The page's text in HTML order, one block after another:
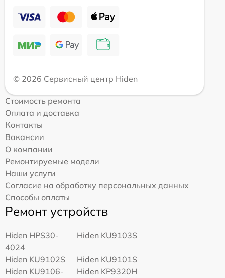
© 2026 Сервисный центр Hiden
Стоимость ремонта
Оплата и доставка
Контакты
Вакансии
О компании
Ремонтируемые модели
Наши услуги
Согласие на обработку персональных данных
Способы оплаты
Ремонт устройств
Hiden HPS30-
4024
Hiden KU9103S
Hiden KU9102S
Hiden KU9101S
Hiden KU9106-
Hiden KP9320H